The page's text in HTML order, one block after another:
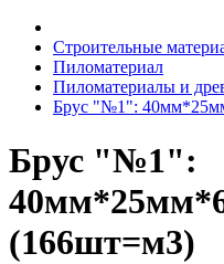
Строительные
Пиломатериал
Пиломатериалы и
Брус "№1":
Брус "№1":
(166шт=м3)